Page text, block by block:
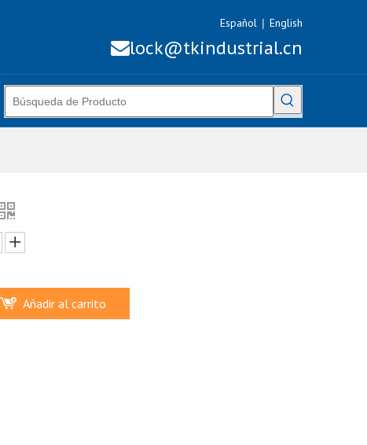
Español | English
lock@tkindustrial.cn
Añadir al carrito